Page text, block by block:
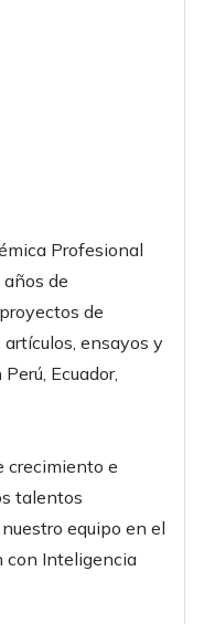
Profesional
de
de
ensayos y
Ecuador,
crecimiento e
talentos
equipo en el
con Inteligencia